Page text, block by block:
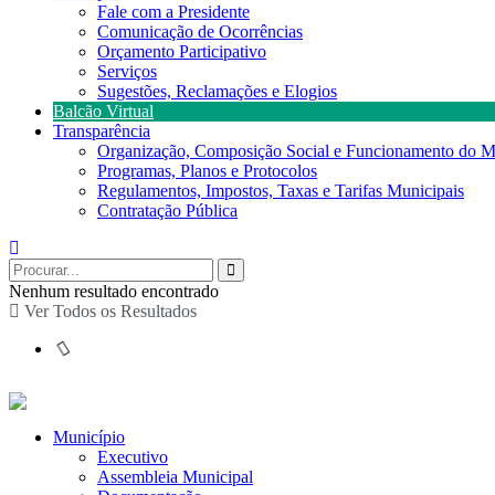
Fale com a Presidente
Comunicação de Ocorrências
Orçamento Participativo
Serviços
Sugestões, Reclamações e Elogios
Balcão Virtual
Transparência
Organização, Composição Social e Funcionamento do
Programas, Planos e Protocolos
Regulamentos, Impostos, Taxas e Tarifas Municipais
Contratação Pública
Nenhum resultado encontrado
Ver Todos os Resultados
Município
Executivo
Assembleia Municipal